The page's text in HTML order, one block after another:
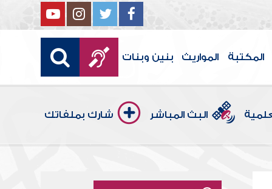
المكتبة المواريث بنين وبنات
البث المباشر شارك بملفاتك